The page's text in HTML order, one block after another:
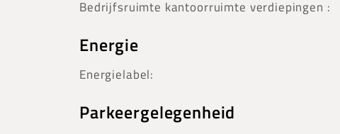
Bedrijfsruimte kantoorruimte verdiepingen :
Energie
Energielabel:
Parkeergelegenheid